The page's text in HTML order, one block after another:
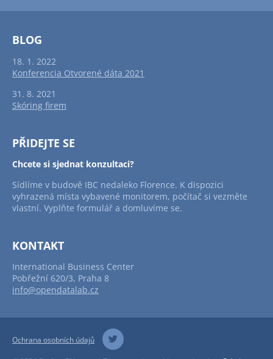
BLOG
18. 1. 2022
Konferencia Otvorené dáta 2021
31. 8. 2021
Skóring firem
PŘIDEJTE SE
Chcete si sjednat konzultaci?
Sídlíme v budově IBC nedaleko Florence. K dispozici
vyhrazená místa vybavené monitorem, počítač si vezměte
vlastní. Vyplňte formulář a domluvíme se.
KONTAKT
International Business Center
Pobřežní 620/3, Praha 8
info@opendatalab.cz
Ochrana osobních údajů